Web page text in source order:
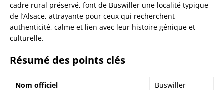
cadre rural préservé, font de Buswiller une localité typique
de l’Alsace, attrayante pour ceux qui recherchent
authenticité, calme et lien avec leur histoire génique et
culturelle.
Résumé des points clés
Nom officiel
Buswiller